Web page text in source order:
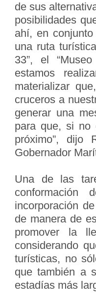
de sus
posibilidades
ahí, en
una ruta
33”, el
estamos
materializar
cruceros a
generar una
para que, si no
próximo”, dijo
Gobernador
Una de las
incorporación
de manera de
promover la
considerando
turísticas, no
que también a
estadías más